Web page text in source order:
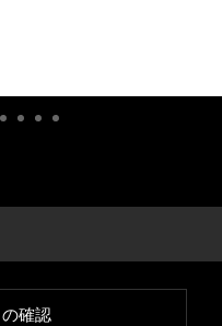
確認